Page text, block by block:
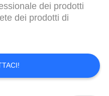
dei prodotti
dei prodotti di